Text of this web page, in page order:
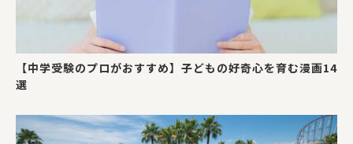
【中学受験のプロがおすすめ】子どもの好奇心を育む漫画14
選